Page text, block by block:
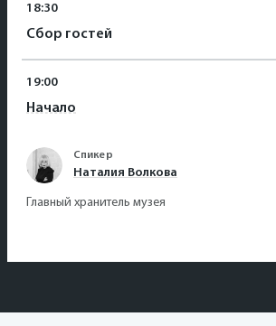
18:30
Сбор гостей
19:00
Начало
Спикер
Наталия Волкова
Главный хранитель музея